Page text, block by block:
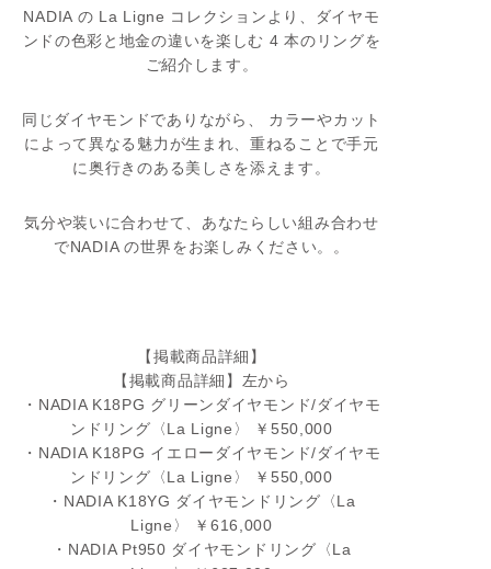
NADIA の La Ligne コレクションより、ダイヤモ
ンドの色彩と地金の違いを楽しむ 4 本のリングを
ご紹介します。
同じダイヤモンドでありながら、 カラーやカット
によって異なる魅力が生まれ、重ねることで手元
に奥行きのある美しさを添えます。
気分や装いに合わせて、あなたらしい組み合わせ
でNADIA の世界をお楽しみください。。
【掲載商品詳細】
【掲載商品詳細】左から
・NADIA K18PG グリーンダイヤモンド/ダイヤモ
ンドリング〈La Ligne〉 ￥550,000
・NADIA K18PG イエローダイヤモンド/ダイヤモ
ンドリング〈La Ligne〉 ￥550,000
・NADIA K18YG ダイヤモンドリング〈La
Ligne〉 ￥616,000
・NADIA Pt950 ダイヤモンドリング〈La